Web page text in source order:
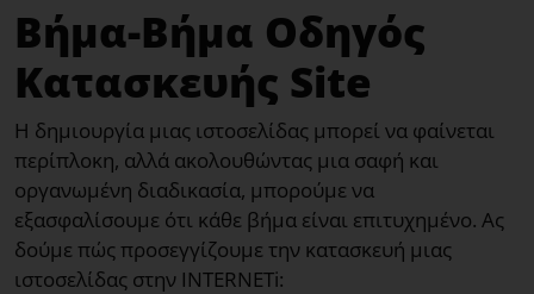
Βήμα-Βήμα Οδηγός
Κατασκευής Site
Η δημιουργία μιας ιστοσελίδας μπορεί να φαίνεται
περίπλοκη, αλλά ακολουθώντας μια σαφή και
οργανωμένη διαδικασία, μπορούμε να
εξασφαλίσουμε ότι κάθε βήμα είναι επιτυχημένο. Ας
δούμε πώς προσεγγίζουμε την κατασκευή μιας
ιστοσελίδας στην INTERNETi: